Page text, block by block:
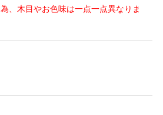
、木目やお色味は一点一点異なりま